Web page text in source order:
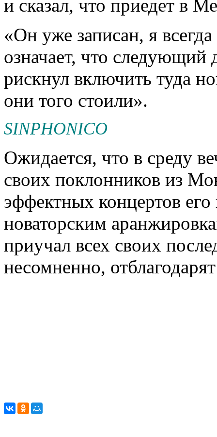
и сказал, что приедет в
«Он уже записан, я
означает, что следующий
рискнул включить туда
они того стоили».
SINPHONICO
Ожидается, что в среду
своих поклонников из
эффектных концертов
новаторским
приучал всех своих
несомненно,